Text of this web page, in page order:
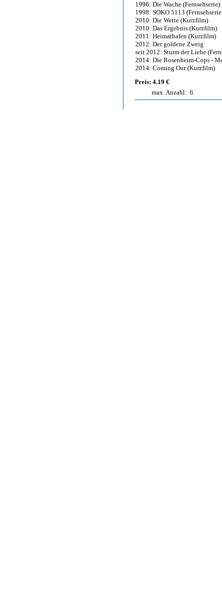
1996: Die Wache (Fernsehserie)
1998: SOKO 5113
2010: Die Wette (Kurzfilm)
2010: Das Ergebnis (Kurzfilm)
2011: Heimathafen (Kurzfilm)
2012: Der goldene Zweig
seit 2012: Sturm der Liebe
2014: Die Rosenheim-Cops -
2014: Coming Out (Kurzfilm)
Preis: 4.19 €
max. Anzahl: 6